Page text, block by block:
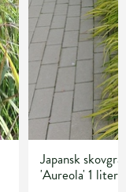
Japansk
'Aureola' 1 liter